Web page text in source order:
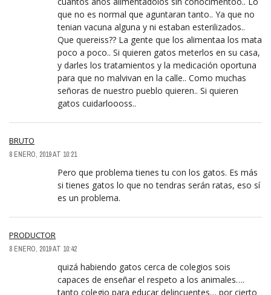
que no es normal que aguntaran tanto.. Ya que no
tenian vacuna alguna y ni estaban esterilizados..
Que quereiss?? La gente que los alimentaa los mata
poco a poco.. Si quieren gatos meterlos en su casa,
y darles los tratamientos y la medicación oportuna
para que no malvivan en la calle.. Como muchas
señoras de nuestro pueblo quieren.. Si quieren
gatos cuidarloooss..
BRUTO
8 ENERO, 2019 AT 10:21
Pero que problema tienes tu con los gatos. Es más
si tienes gatos lo que no tendras serán ratas, eso sí
es un problema.
PRODUCTOR
8 ENERO, 2019 AT 10:42
quizá habiendo gatos cerca de colegios sois
capaces de enseñar el respeto a los animales….
tanto colegio para educar delincuentes… por cierto